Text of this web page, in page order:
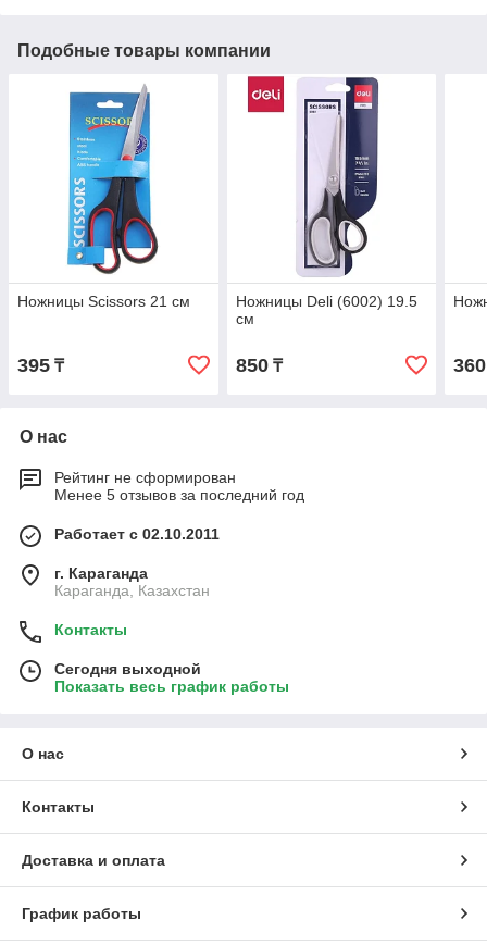
Подобные товары компании
Ножницы Scissors 21 см
395 ₸
Ножницы Deli (6002) 19.5
см
850₸ 360
О нас
Рейтинг не сформирован
Менее 5 отзывов за последний год
Работает с 02.10.2011
г. Караганда
Караганда, Казахстан
Контакты
Сегодня выходной
Показать весь график работы
О нас
Контакты
Доставка и оплата
График работы